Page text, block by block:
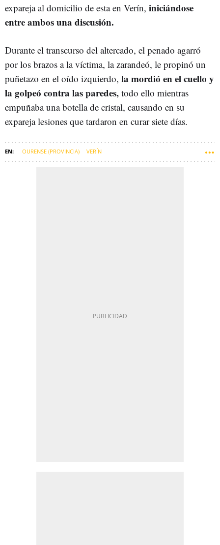
expareja al domicilio de esta en Verín, iniciándose
entre ambos una discusión.
Durante el transcurso del altercado, el penado agarró
por los brazos a la víctima, la zarandeó, le propinó un
puñetazo en el oído izquierdo, la mordió en el cuello y
la golpeó contra las paredes, todo ello mientras
empuñaba una botella de cristal, causando en su
expareja lesiones que tardaron en curar siete días.
OURENSE (PROVINCIA) VERÍN